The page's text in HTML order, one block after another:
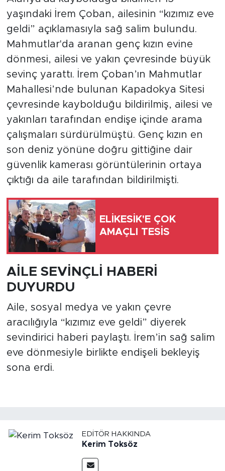
yaşındaki İrem Çoban, ailesinin “kızımız eve
geldi” açıklamasıyla sağ salim bulundu.
Mahmutlar'da aranan genç kızın evine
dönmesi, ailesi ve yakın çevresinde büyük
sevinç yarattı. İrem Çoban’ın Mahmutlar
Mahallesi’nde bulunan Kapadokya Sitesi
çevresinde kaybolduğu bildirilmiş, ailesi ve
yakınları tarafından endişe içinde arama
çalışmaları sürdürülmüştü. Genç kızın en
son deniz yönüne doğru gittiğine dair
güvenlik kamerası görüntülerinin ortaya
çıktığı da aile tarafından bildirilmişti.
ELİKESİK'E ÇOK
AMAÇLI TESİS
AİLE SEVİNÇLİ HABERİ
DUYURDU
Aile, sosyal medya ve yakın çevre
aracılığıyla “kızımız eve geldi” diyerek
sevindirici haberi paylaştı. İrem’in sağ salim
eve dönmesiyle birlikte endişeli bekleyiş
sona erdi.
EDITÖR HAKKINDA
Kerim Toksöz
Turizm
Türkiye
Yaşam